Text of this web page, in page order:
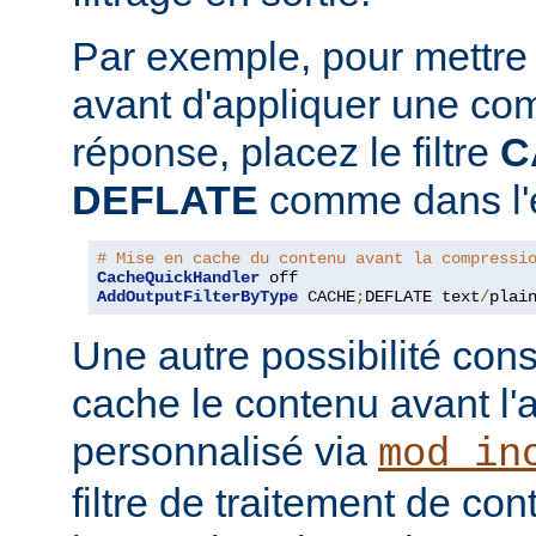
Par exemple, pour
avant d'appliquer une
réponse, placez le filtre
DEFLATE comme dans
# Mise en cache du contenu avant la
CacheQuickHandler
AddOutputFilterByType CACHE;DEFLATE text/plain
Une autre possibilité
cache le contenu avant
personnalisé via
filtre de traitement de